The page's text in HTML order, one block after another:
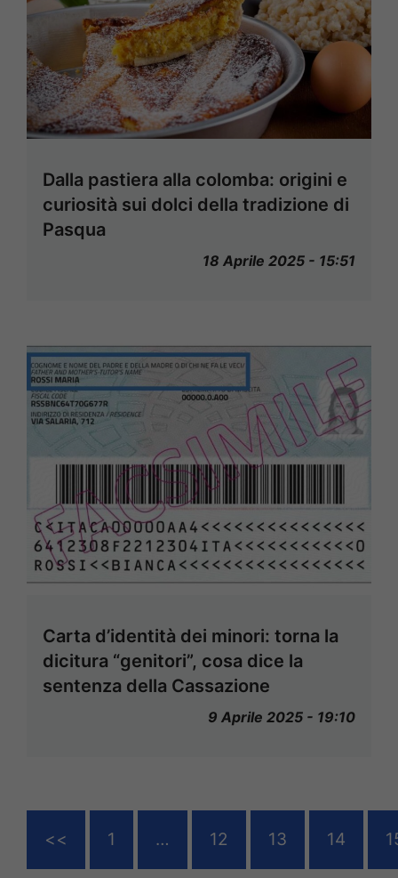
Dalla pastiera alla colomba: origini e
curiosità sui dolci della tradizione di
Pasqua
18 Aprile 2025 - 15:51
Carta d’identità dei minori: torna la
dicitura “genitori”, cosa dice la
sentenza della Cassazione
9 Aprile 2025 - 19:10
<< 1 … 12 13 14